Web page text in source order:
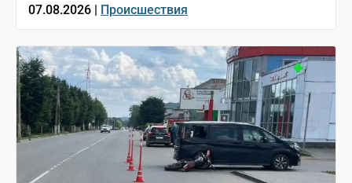
07.08.2026 | Происшествия